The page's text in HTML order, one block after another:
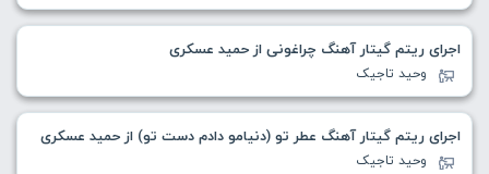
اجرای ریتم گیتار آهنگ چراغونی از حمید عسکری
وحید تاجیک
اجرای ریتم گیتار آهنگ عطر تو (دنیامو دادم دست تو) از حمید عسکری
وحید تاجیک